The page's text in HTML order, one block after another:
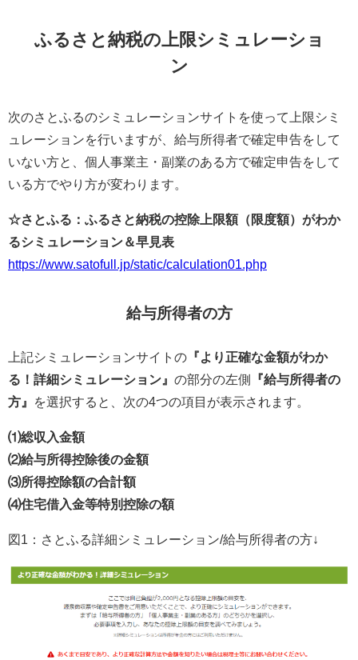
ふるさと納税の上限シミュレーショ
ン
次のさとふるのシミュレーションサイトを使って上限シミ
ュレーションを行いますが、給与所得者で確定申告をして
いない方と、個人事業主・副業のある方で確定申告をして
いる方でやり方が変わります。
☆さとふる：ふるさと納税の控除上限額（限度額）がわか
るシミュレーション＆早見表
https://www.satofull.jp/static/calculation01.php
給与所得者の方
上記シミュレーションサイトの 『より正確な金額がわか
る！詳細シミュレーション』 の部分の左側
『給与所得者の
方』
を選択すると、次の4つの項目が表示されます。
⑴総収入金額
⑵給与所得控除後の金額
⑶所得控除額の合計額
⑷住宅借入金等特別控除の額
図1：さとふる詳細シミュレーション/給与所得者の方↓